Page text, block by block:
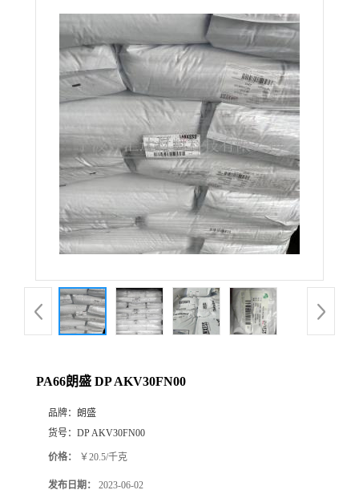
品
厅
PA66朗盛 DP AKV30FN00
品牌：
朗盛
货号： DP AKV30FN00
价格： ￥20.5/千克
发布日期： 2023-06-02